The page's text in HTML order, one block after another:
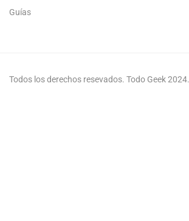
Guías
Todos los derechos resevados. Todo Geek 2024.